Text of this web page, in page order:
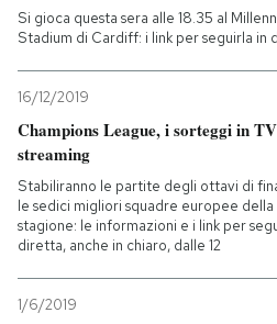
Si gioca questa sera alle 18.35 al
Stadium di Cardiff: i link per seguirla in
16/12/2019
Champions League, i sorteggi in
streaming
Stabiliranno le partite degli ottavi di
le sedici migliori squadre europee della
stagione: le informazioni e i link per
diretta, anche in chiaro, dalle 12
1/6/2019